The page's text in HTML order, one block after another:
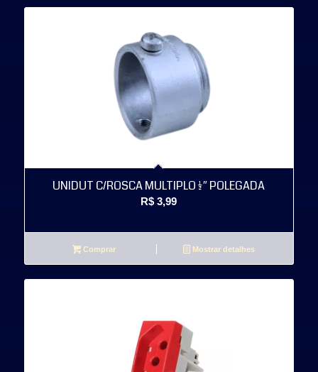
UNIDUT C/ROSCA MULTIPLO 1/2″ POLEGADA
R$ 3,99
Comprar Mostrar detalhes